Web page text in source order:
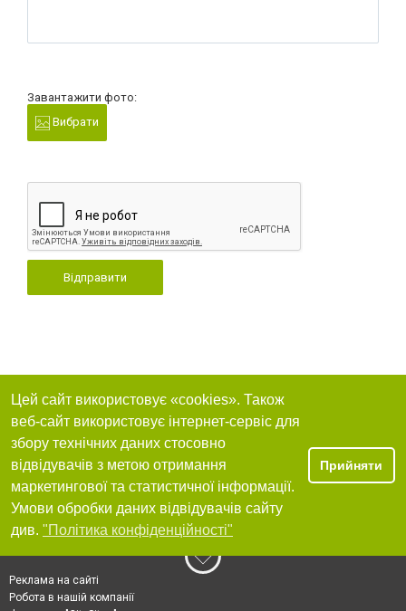
Завантажити фото:
Вибрати
Відправити
Цей сайт використовує «cookies». Також
веб-сайт використовує інтернет-сервіс для
збору технічних даних стосовно
відвідувачів з метою отримання
маркетингової та статистичної інформації.
Умови обробки даних відвідувачів сайту
див. "Політика конфіденційності"
Прийняти
Реклама на сайті
Робота в нашій компанії